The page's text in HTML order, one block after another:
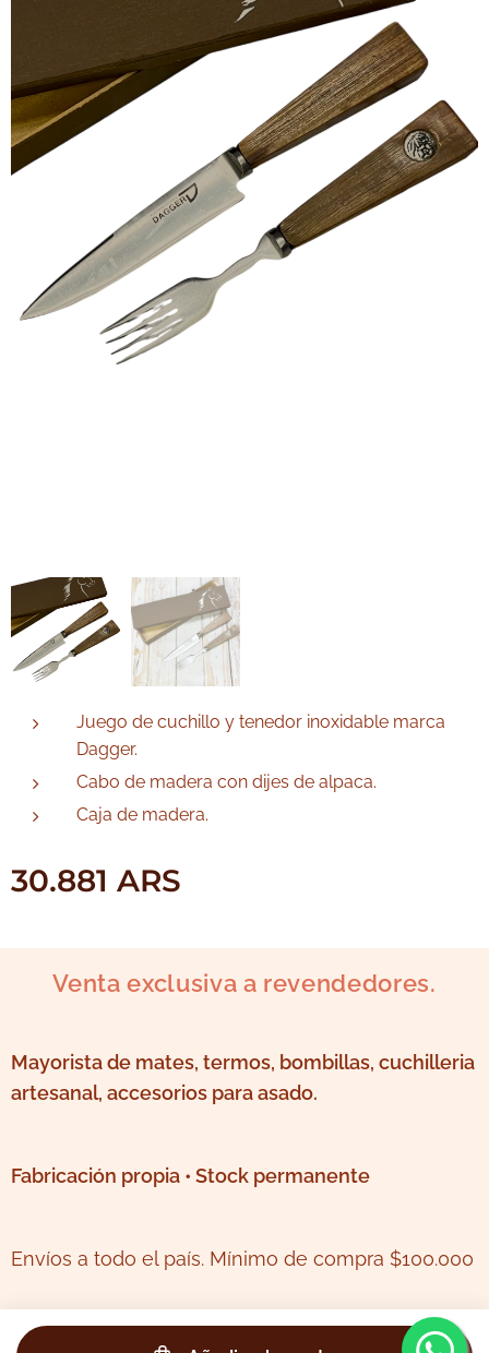
Juego de cuchillo y tenedor inoxidable marca
Dagger.
Cabo de madera con dijes de alpaca.
Caja de madera.
30.881 ARS
Venta exclusiva a revendedores.
Mayorista de mates, termos, bombillas, cuchilleria
artesanal, accesorios para asado.
Fabricación propia • Stock permanente
Envíos a todo el país. Mínimo de compra $100.000